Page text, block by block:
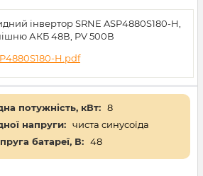
інвертор SRNE ASP4880S180-H,
АКБ 48В, PV 500В
H.pdf
потужність, кВт: 8
напруги: чиста синусоїда
батареї, В: 48